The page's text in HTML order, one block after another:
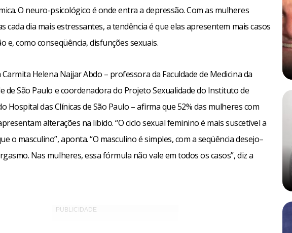
O neuro-psicológico é onde entra a depressão. Com as mulheres
cada dia mais estressantes, a tendência é que elas apresentem mais casos
e, como conseqüência, disfunções sexuais.
Helena Najjar Abdo – professora da Faculdade de Medicina da
de São Paulo e coordenadora do Projeto Sexualidade do Instituto de
Hospital das Clínicas de São Paulo – afirma que 52% das mulheres com
alterações na libido. “O ciclo sexual feminino é mais suscetível a
o masculino”, aponta. “O masculino é simples, com a seqüência desejo–
Nas mulheres, essa fórmula não vale em todos os casos”, diz a